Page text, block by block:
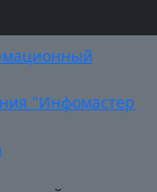
"Инфомастер